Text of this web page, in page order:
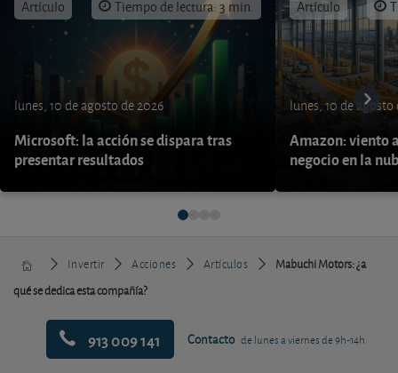
Artículo Tiempo de lectura: 3 min.
lunes, 10 de agosto de 2026
Microsoft: la acción se dispara tras
presentar resultados
Artículo
lunes, 10 de agosto
Amazon: viento
negocio en la
Invertir Acciones Artículos
Mabuchi Motors: ¿a
qué se dedica esta compañía?
913 009 141 Contacto de lunes a viernes de 9h-14h